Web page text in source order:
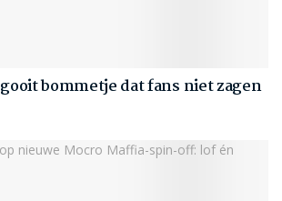
bommetje dat fans niet zagen